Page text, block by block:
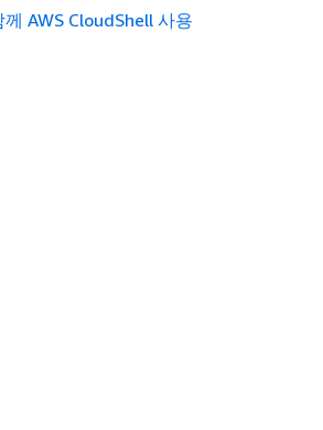
께 AWS CloudShell 사용